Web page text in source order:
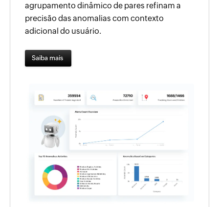
agrupamento dinâmico de pares refinam a
precisão das anomalias com contexto
adicional do usuário.
Saiba mais